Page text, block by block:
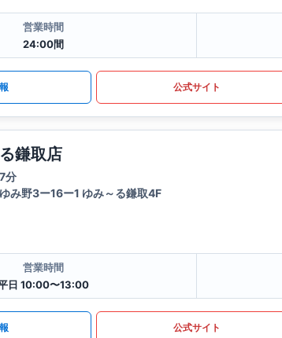
営業時間
24:00間
公式サイト
鎌取店
分
み野3ー16ー1 ゆみ～る鎌取4F
営業時間
日 10:00〜13:00
公式サイト